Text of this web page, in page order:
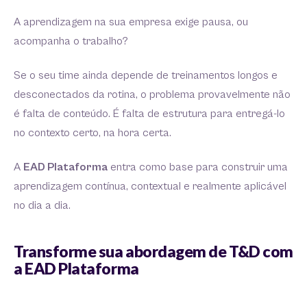
A aprendizagem na sua empresa exige pausa, ou
acompanha o trabalho?
Se o seu time ainda depende de treinamentos longos e
desconectados da rotina, o problema provavelmente não
é falta de conteúdo. É falta de estrutura para entregá-lo
no contexto certo, na hora certa.
A EAD Plataforma entra como base para construir uma
aprendizagem contínua, contextual e realmente aplicável
no dia a dia.
Transforme sua abordagem de T&D com
a EAD Plataforma